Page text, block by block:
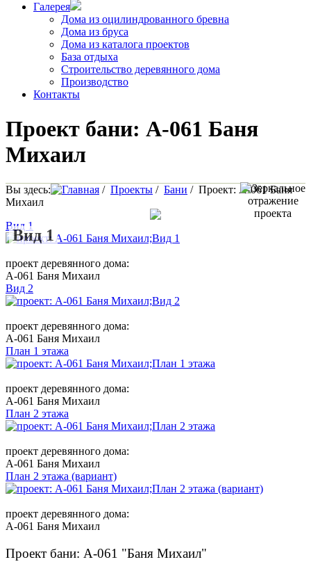
Галерея
Дома из оцилиндрованного бревна
Дома из бруса
Дома из каталога проектов
База отдыха
Строительство деревянного дома
Производство
Контакты
Проект бани: A-061 Баня
Михаил
Вы здесь: Главная / Проекты / Бани / Проект: A-061 Баня
Михаил
Вид 1
Вид 1
проект деревянного дома:
A-061 Баня Михаил
Вид 2
проект деревянного дома:
A-061 Баня Михаил
План 1 этажа
проект деревянного дома:
A-061 Баня Михаил
План 2 этажа
проект деревянного дома:
A-061 Баня Михаил
План 2 этажа (вариант)
проект деревянного дома:
A-061 Баня Михаил
Проект бани: A-061 "Баня Михаил"